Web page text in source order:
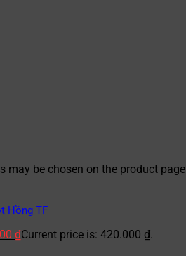
may be chosen on the product page
Hồng TF
₫Current price is: 420.000 ₫.